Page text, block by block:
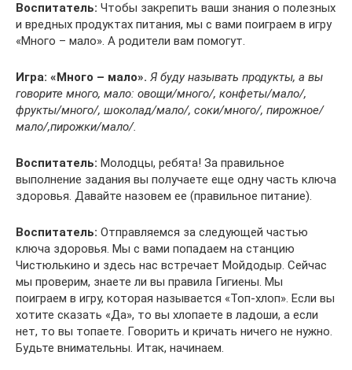
Воспитатель: Чтобы закрепить ваши знания о полезных
и вредных продуктах питания, мы с вами поиграем в игру
«Много – мало». А родители вам помогут.
Игра: «Много – мало». Я буду называть продукты, а вы
говорите много, мало: овощи/много/, конфеты/мало/,
фрукты/много/, шоколад/мало/, соки/много/, пирожное/
мало/,пирожки/мало/.
Воспитатель: Молодцы, ребята! За правильное
выполнение задания вы получаете еще одну часть ключа
здоровья. Давайте назовем ее (правильное питание).
Воспитатель: Отправляемся за следующей частью
ключа здоровья. Мы с вами попадаем на станцию
Чистюлькино и здесь нас встречает Мойдодыр. Сейчас
мы проверим, знаете ли вы правила Гигиены. Мы
поиграем в игру, которая называется «Топ-хлоп». Если вы
хотите сказать «Да», то вы хлопаете в ладоши, а если
нет, то вы топаете. Говорить и кричать ничего не нужно.
Будьте внимательны. Итак, начинаем.